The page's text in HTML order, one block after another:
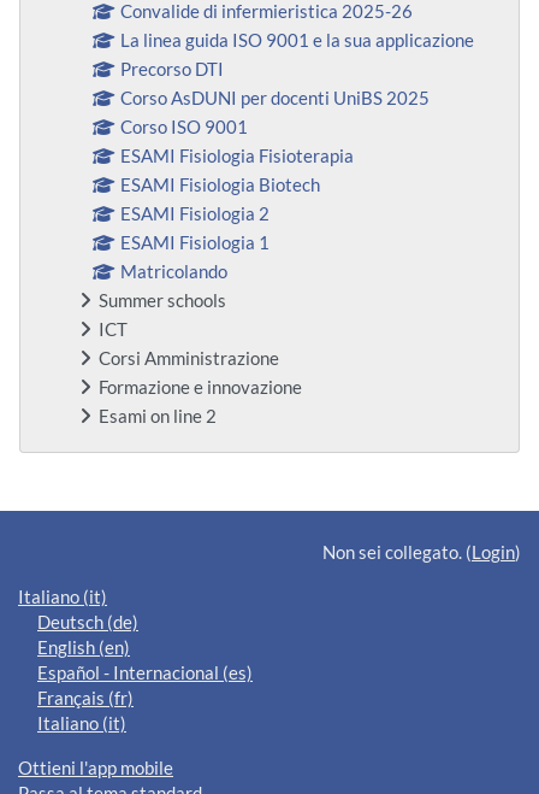
Convalide di infermieristica 2025-26
La linea guida ISO 9001 e la sua applicazione
Precorso DTI
Corso AsDUNI per docenti UniBS 2025
Corso ISO 9001
ESAMI Fisiologia Fisioterapia
ESAMI Fisiologia Biotech
ESAMI Fisiologia 2
ESAMI Fisiologia 1
Matricolando
Summer schools
ICT
Corsi Amministrazione
Formazione e innovazione
Esami on line 2
Blocchi supplementari
Non sei collegato. (Login)
Italiano ‎(it)‎
Deutsch ‎(de)‎
English ‎(en)‎
Español - Internacional ‎(es)‎
Français ‎(fr)‎
Italiano ‎(it)‎
Ottieni l'app mobile